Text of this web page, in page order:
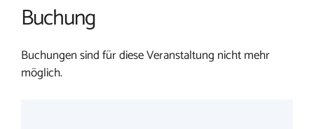
Buchung
Buchungen sind für diese Veranstaltung nicht mehr
möglich.